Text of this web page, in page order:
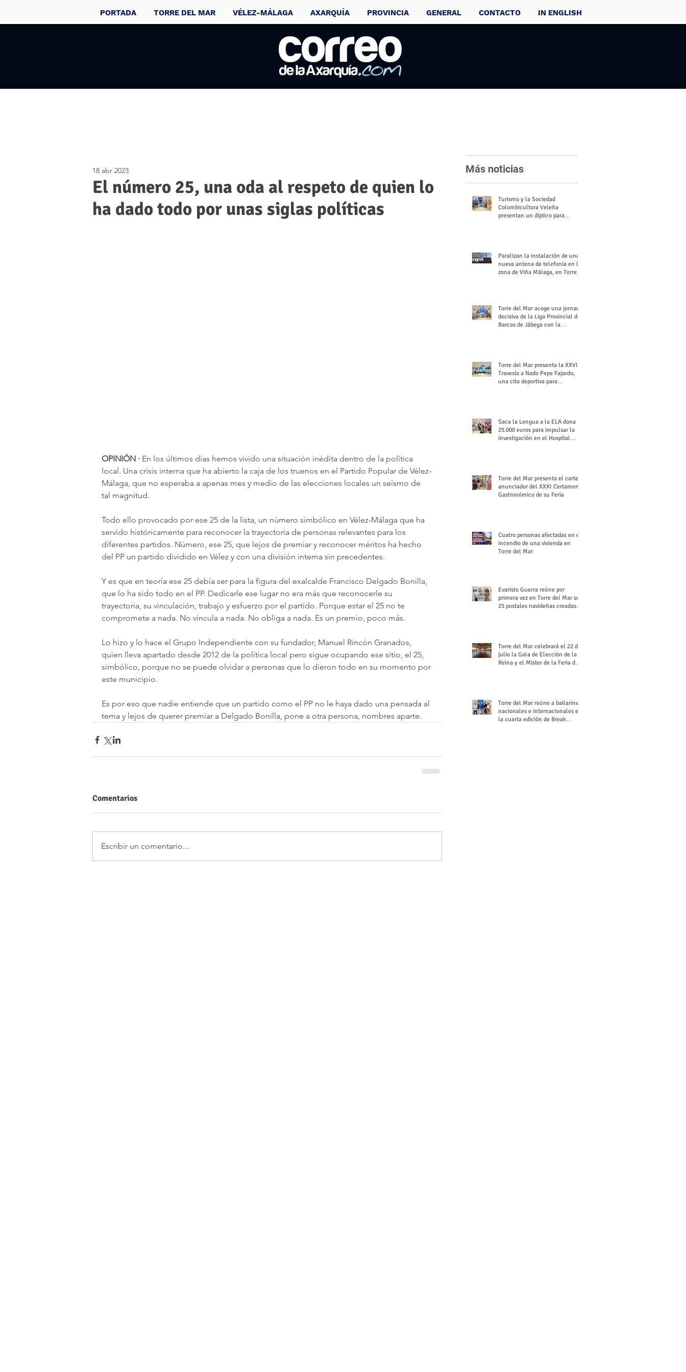
PORTADA TORRE DEL MAR VÉLEZ-MÁLAGA AXARQUÍA PROVINCIA GENERAL CONTACTO IN ENGLISH
El número 25, una oda al respeto de quien lo
ha dado todo por unas siglas políticas
18 abr 2023
OPINIÓN · En los últimos días hemos vivido una situación inédita dentro de la política
local. Una crisis interna que ha abierto la caja de los truenos en el Partido Popular de Vélez-
Málaga, que no esperaba a apenas mes y medio de las elecciones locales un seísmo de
tal magnitud.
Todo ello provocado por ese 25 de la lista, un número simbólico en Vélez-Málaga que ha
servido históricamente para reconocer la trayectoria de personas relevantes para los
diferentes partidos. Número, ese 25, que lejos de premiar y reconocer méritos ha hecho
del PP un partido dividido en Vélez y con una división interna sin precedentes.
Y es que en teoría ese 25 debía ser para la figura del exalcalde Francisco Delgado Bonilla,
que lo ha sido todo en el PP. Dedicarle ese lugar no era más que reconocerle su
trayectoria, su vinculación, trabajo y esfuerzo por el partido. Porque estar el 25 no te
compromete a nada. No vincula a nada. No obliga a nada. Es un premio, poco más.
Lo hizo y lo hace el Grupo Independiente con su fundador, Manuel Rincón Granados,
quien lleva apartado desde 2012 de la política local pero sigue ocupando ese sitio, el 25,
simbólico, porque no se puede olvidar a personas que lo dieron todo en su momento por
este municipio.
Es por eso que nadie entiende que un partido como el PP no le haya dado una pensada al
tema y lejos de querer premiar a Delgado Bonilla, pone a otra persona, nombres aparte.
Comentarios
Escribir un comentario...
Más noticias
Turismo y la Sociedad
Colombicultora Veleña
presentan un díptico para
Paralizan la instalación de una
nueva antena de telefonía en la
zona de Viña Málaga, en Torre
Torre del Mar acoge una jornada
decisiva de la Liga Provincial de
Barcas de Jábega con la
Torre del Mar presenta la XXVI
Travesía a Nado Pepe Fajardo,
una cita deportiva para
Saca la Lengua a la ELA dona
25.000 euros para impulsar la
investigación en el Hospital
Torre del Mar presenta el cartel
anunciador del XXXI Certamen
Gastronómico de su Feria
Cuatro personas afectadas en el
incendio de una vivienda en
Torre del Mar
Evaristo Guerra reúne por
primera vez en Torre del Mar sus
25 postales navideñas creadas
Torre del Mar celebrará el 22 de
julio la Gala de Elección de la
Reina y el Míster de la Feria de
Torre del Mar reúne a bailarines
nacionales e internacionales en
la cuarta edición de Break